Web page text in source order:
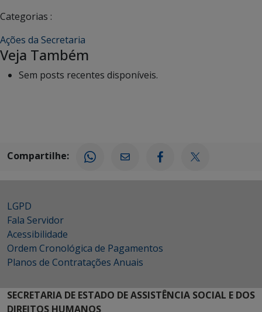
Categorias :
Ações da Secretaria
Veja Também
Sem posts recentes disponíveis.
Compartilhe:
LGPD
Fala Servidor
Acessibilidade
Ordem Cronológica de Pagamentos
Planos de Contratações Anuais
SECRETARIA DE ESTADO DE ASSISTÊNCIA SOCIAL E DOS
DIREITOS HUMANOS